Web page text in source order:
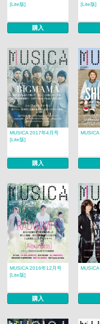
[Lite版]
購入
[Lite版]
MUSICA 2017年4月号
[Lite版]
購入
MUSICA 2016年12月号
[Lite版]
購入